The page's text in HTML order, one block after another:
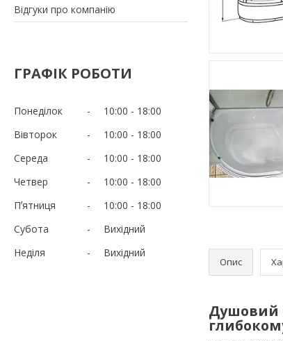
Відгуки про компанію
ГРАФІК РОБОТИ
Понеділок 10:00
18:00
Вівторок
10:00
18:00
Середа
10:00
18:00
Четвер
10:00
18:00
Пʼятниця
10:00
18:00
Субота
Вихідний
Неділя
Вихідний
Опис
Душовий